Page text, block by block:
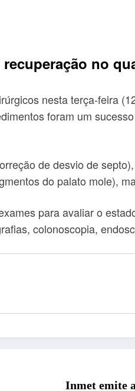
no
nesta terça-feira
foram um
de desvio de
do palato mole),
para avaliar o
colonoscopia,
Inmet emite